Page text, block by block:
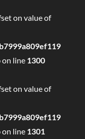
on value of
on line 1300
on value of
on line 1301